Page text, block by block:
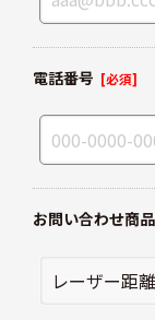
電話番号 [必須]
お問い合わせ商品